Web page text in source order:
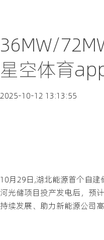
36MW/
星空体育
2025-10-12 13:13:55
10月29日,湖北能源首个自
河光储项目投产发电后，预
持续发展、助力新能源公司